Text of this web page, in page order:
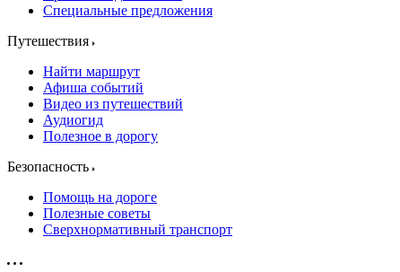
Специальные предложения
Путешествия
Найти маршрут
Афиша событий
Видео из путешествий
Аудиогид
Полезное в дорогу
Безопасность
Помощь на дороге
Полезные советы
Сверхнормативный транспорт